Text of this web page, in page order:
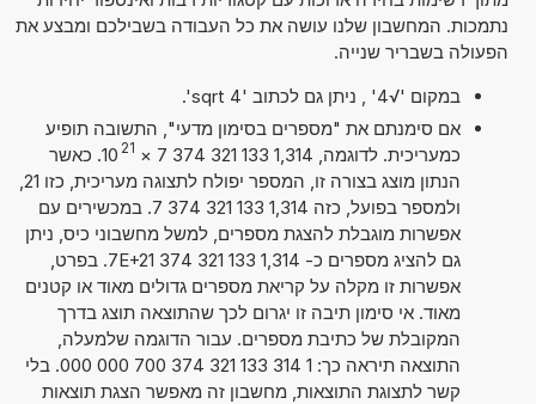
נתמכות. המחשבון שלנו עושה את כל העבודה בשבילכם ומבצע את
הפעולה בשבריר שנייה.
במקום '√4' , ניתן גם לכתוב 'sqrt 4'.
אם סימנתם את "מספרים בסימון מדעי", התשובה תופיע
כמעריכית. לדוגמה, 1,314 133 321 374 7
×
10 21
. כאשר
ולמספר בפועל, כזה 1,314 133 321 374 7. במכשירים עם
אפשרות מוגבלת להצגת מספרים, למשל מחשבוני כיס, ניתן
גם להציג מספרים כ- 1,314 133 321 374 7E+21. בפרט,
אפשרות זו מקלה על קריאת מספרים גדולים מאוד או קטנים
מאוד. אי סימון תיבה זו יגרום לכך שהתוצאה תוצג בדרך
המקובלת של כתיבת מספרים. עבור הדוגמה שלמעלה,
התוצאה תיראה כך: 1 314 133 321 374 700 000 000. בלי
קשר לתצוגת התוצאות, מחשבון זה מאפשר הצגת תוצאות